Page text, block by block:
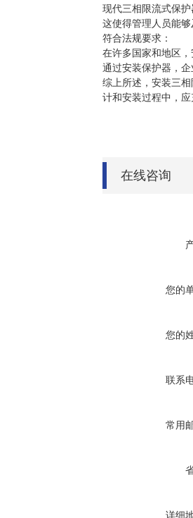
现代三相限流式保
这使得管理人员能
符合法规要求：
在许多国家和地区
通过安装保护器，
综上所述，安装三
计和安装过程中，
在线咨询
您的
您的
联系
常用
详细